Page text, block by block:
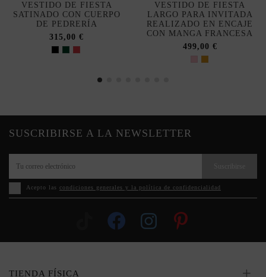
VESTIDO DE FIESTA
SATINADO CON CUERPO
DE PEDRERÍA
315,00 €
VESTIDO DE FIESTA
LARGO PARA INVITADA
REALIZADO EN ENCAJE
CON MANGA FRANCESA
499,00 €
SUSCRIBIRSE A LA NEWSLETTER
Acepto las condiciones generales y la política de confidencialidad
TIENDA FÍSICA